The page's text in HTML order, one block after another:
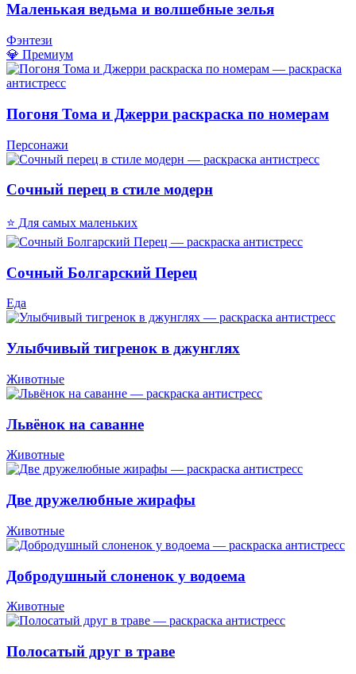
Маленькая ведьма и волшебные зелья
Фэнтези
💎 Премиум
Погоня Тома и Джерри раскраска по номерам
Персонажи
Сочный перец в стиле модерн
⭐ Для самых маленьких
Сочный Болгарский Перец
Еда
Улыбчивый тигренок в джунглях
Животные
Львёнок на саванне
Животные
Две дружелюбные жирафы
Животные
Добродушный слоненок у водоема
Животные
Полосатый друг в траве